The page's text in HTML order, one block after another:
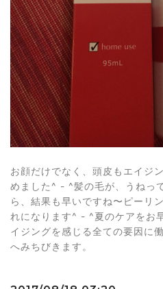
お顔だけでなく、頭皮もエイジ
めました^ - ^髪の毛が、うねっ
ら、結果も早いですね〜ピーリ
れになります^ - ^夏のケアをお
イジングを感じる全ての要因に
へみちびきます。